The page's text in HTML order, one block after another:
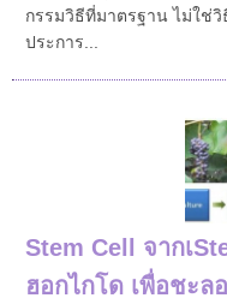
กรรมวิธีที่มาตรฐาน ไม่ใช่
ประการ...
Stem Cell จากเ
ฮอกไกโด เพื่อชะล